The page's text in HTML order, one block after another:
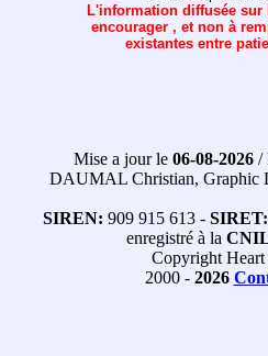
L'information diffusée sur
encourager , et non à
existantes entre
Mise a jour le 06-08-2026/
DAUMAL Christian, Graphic
SIREN: 909 915 613 - SIRET:
enregistré à la
Copyright Heart
2000 - 2026